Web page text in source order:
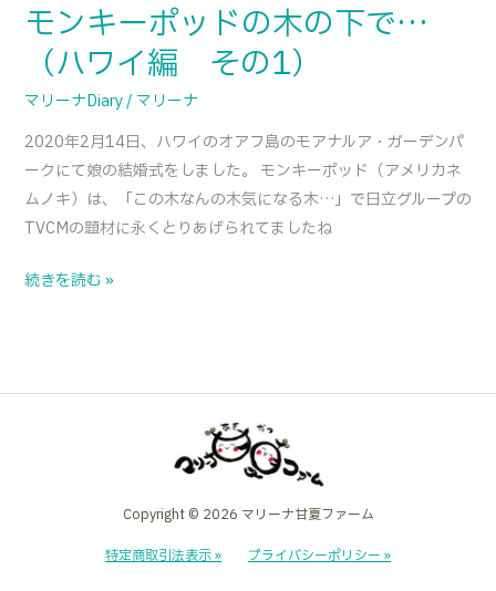
モンキーポッドの木の下で…
（ハワイ編 その1）
マリーナDiary/ マリーナ
2020年2月14日、ハワイのオアフ島のモアナルア・ガーデンパ
ークにて娘の結婚式をしました。 モンキーポッド（アメリカネ
ムノキ）は、「この木なんの木気になる木…」で日立グループの
TVCMの題材に永くとりあげられてましたね
ワ
編
の
1）
続きを読む »
Copyright © 2026 マリーナ甘夏ファーム
特定商取引法表示 » プライバシーポリシー »